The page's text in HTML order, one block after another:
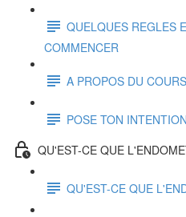
QUELQUES REGLES
COMMENCER
A PROPOS DU COURS
POSE TON
QU'EST-CE QUE
QU'EST-CE QUE